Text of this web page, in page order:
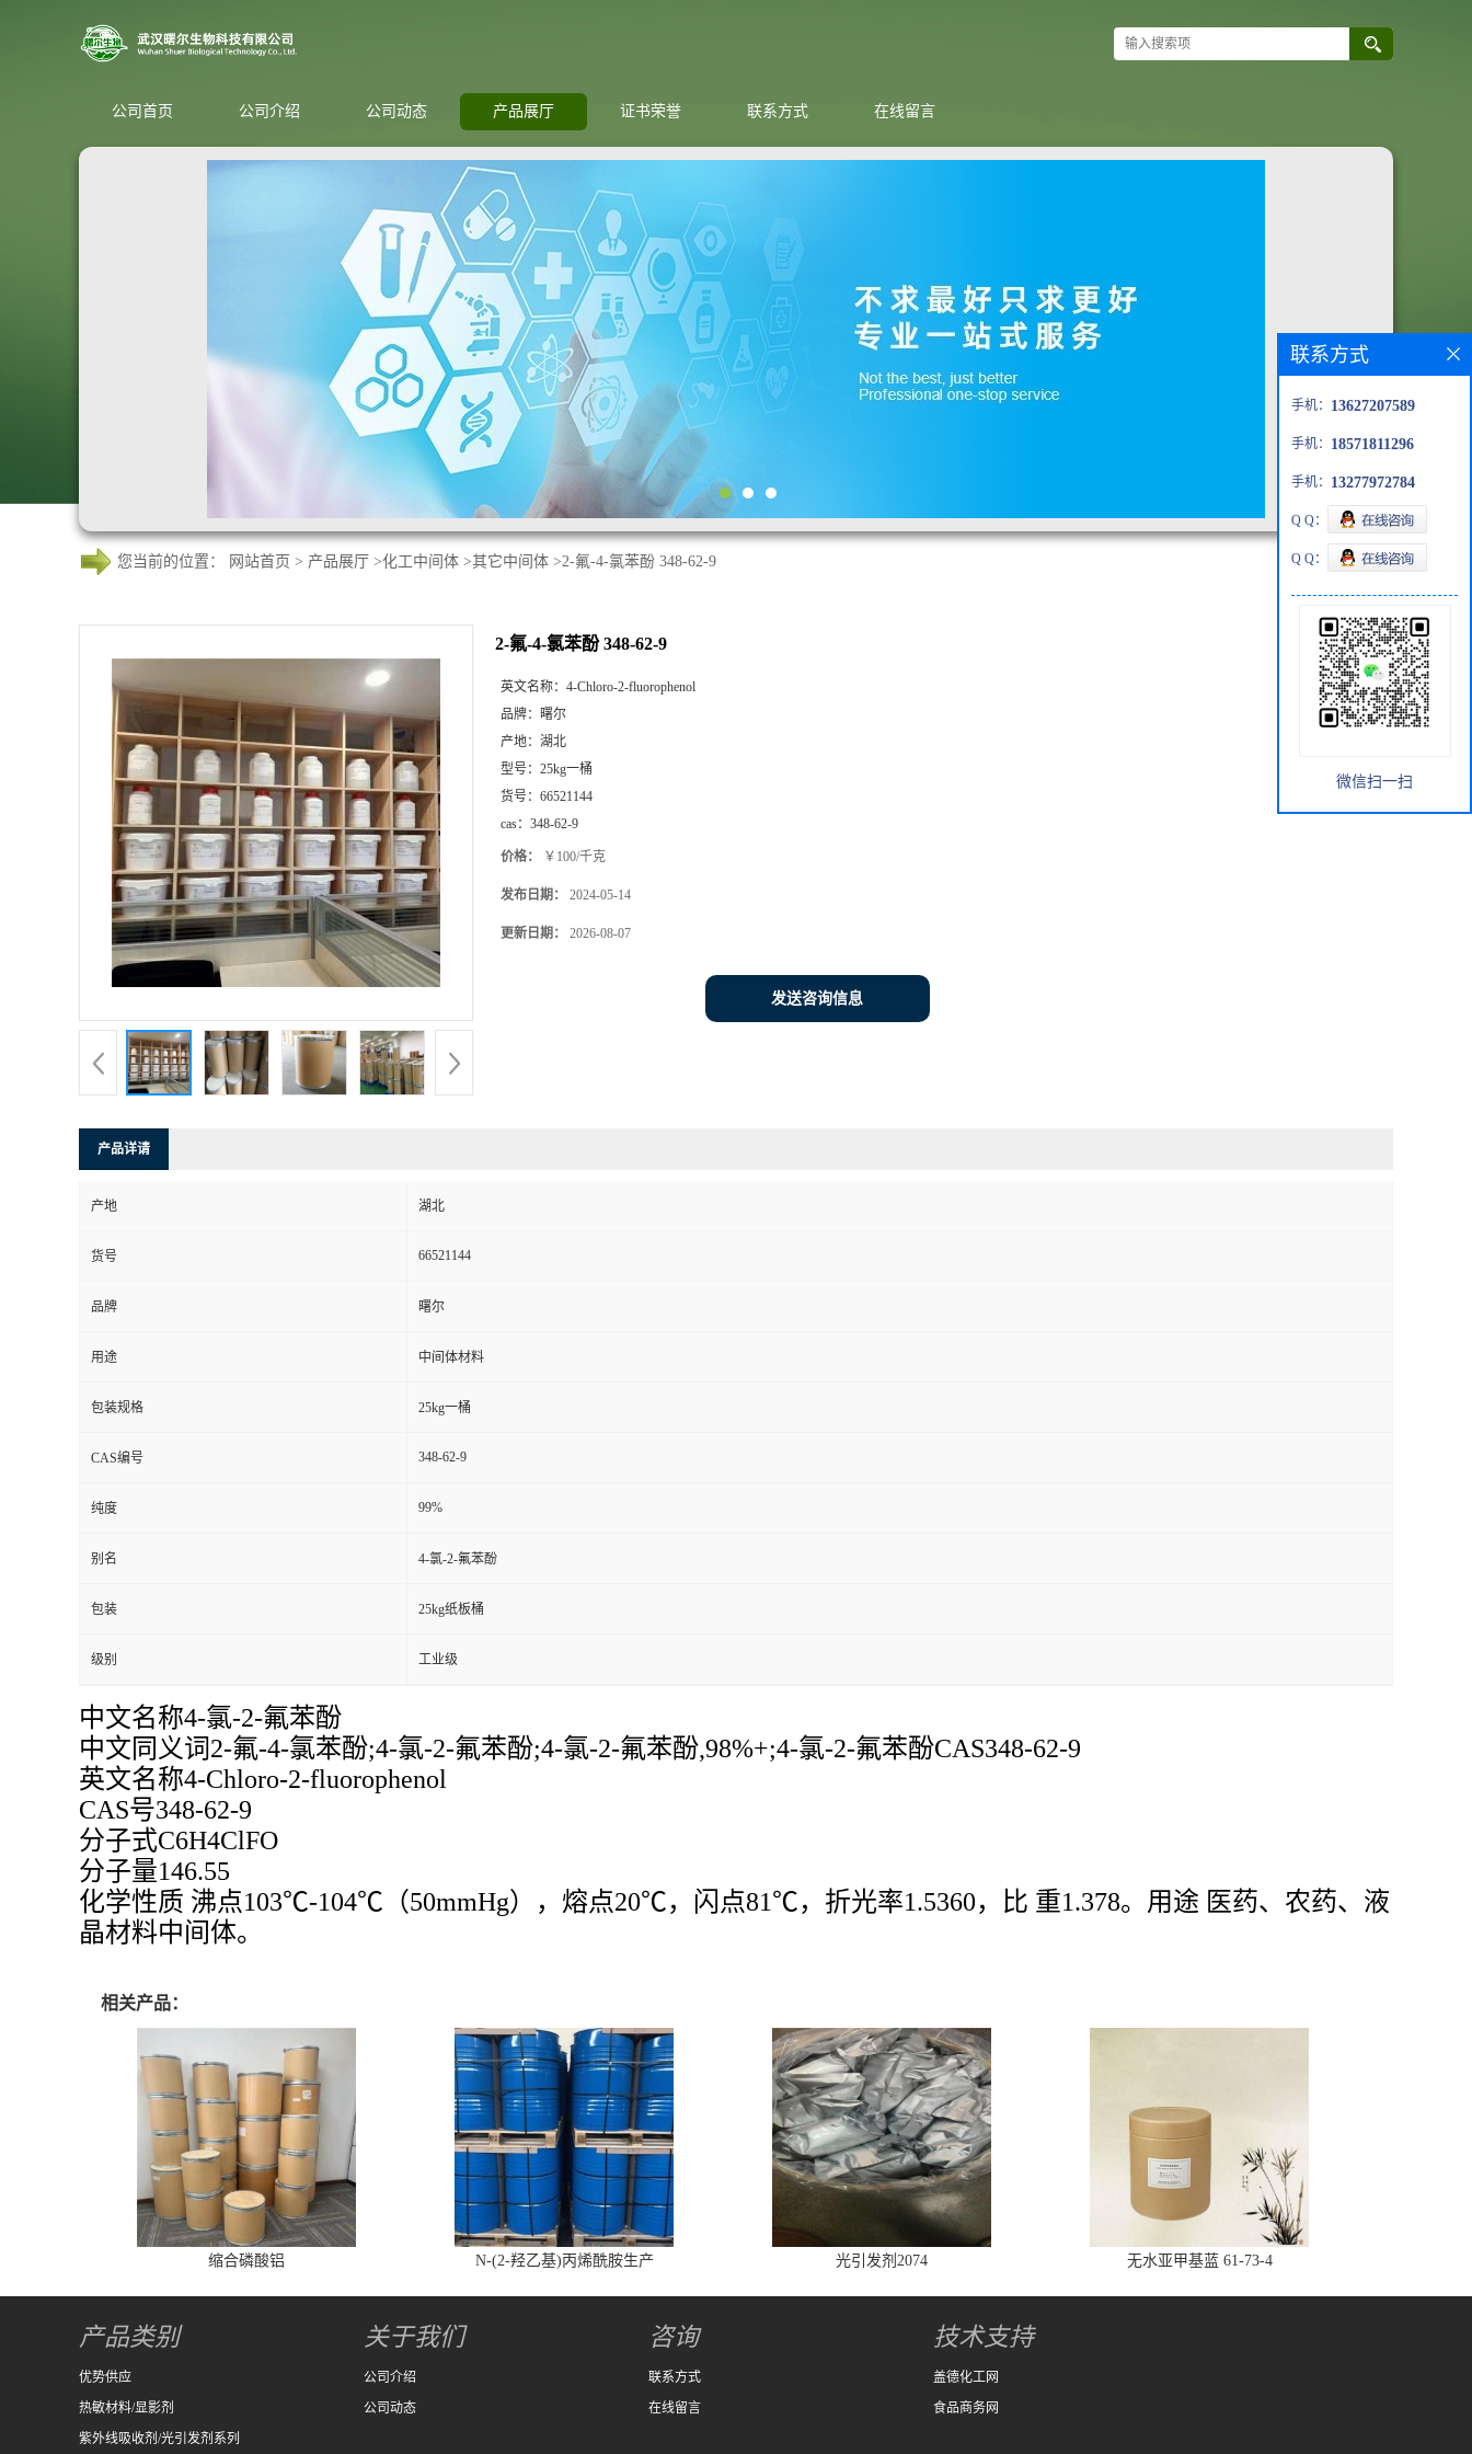
公司首页 公司介绍 公司动态 产品展厅 证书荣誉 联系方式 在线留言
您当前的位置： 网站首页 > 产品展厅 >化工中间体 >其它中间体 >2-氟-4-氯苯酚 348-62-9
2-氟-4-氯苯酚 348-62-9
英文名称： 4-Chloro-2-fluorophenol
品牌： 曙尔
产地： 湖北
型号： 25kg一桶
货号： 66521144
cas： 348-62-9
价格： ￥100/千克
发布日期： 2024-05-14
更新日期： 2026-08-07
发送咨询信息
产品详请
产地 湖北
货号 66521144
品牌 曙尔
用途 中间体材料
包装规格 25kg一桶
CAS编号 348-62-9
纯度 99%
别名 4-氯-2-氟苯酚
包装 25kg纸板桶
级别 工业级
中文名称4-氯-2-氟苯酚
中文同义词2-氟-4-氯苯酚;4-氯-2-氟苯酚;4-氯-2-氟苯酚,98%+;4-氯-2-氟苯酚CAS348-62-9
英文名称4-Chloro-2-fluorophenol
CAS号348-62-9
分子式C6H4ClFO
分子量146.55
化学性质 沸点103℃-104℃（50mmHg），熔点20℃，闪点81℃，折光率1.5360，比 重1.378。用途 医药、农药、液
晶材料中间体。
相关产品：
缩合磷酸铝 N-(2-羟乙基)丙烯酰胺生产 光引发剂2074 无水亚甲基蓝 61-73-4
联系方式
手机： 13627207589
手机： 18571811296
手机： 13277972784
Q Q：
Q Q：
微信扫一扫
产品类别
优势供应
热敏材料/显影剂
紫外线吸收剂/光引发剂系列
关于我们
公司介绍
公司动态
咨询
联系方式
在线留言
技术支持
盖德化工网
食品商务网